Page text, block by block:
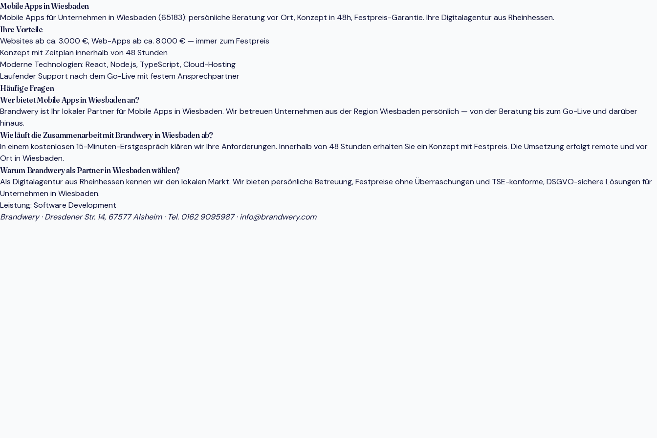
Mobile Apps in Wiesbaden
Mobile Apps für Unternehmen in Wiesbaden (65183): persönliche Beratung vor Ort, Konzept in 48h, Festpreis-Garantie. Ihre Digitalagentur aus Rheinhessen.
Ihre Vorteile
Websites ab ca. 3.000 €, Web-Apps ab ca. 8.000 € — immer zum Festpreis
Konzept mit Zeitplan innerhalb von 48 Stunden
Moderne Technologien: React, Node.js, TypeScript, Cloud-Hosting
Laufender Support nach dem Go-Live mit festem Ansprechpartner
Häufige Fragen
Wer bietet Mobile Apps in Wiesbaden an?
Brandwery ist Ihr lokaler Partner für Mobile Apps in Wiesbaden. Wir betreuen Unternehmen aus der Region Wiesbaden persönlich — von der Beratung bis zum Go-Live und darüber
hinaus.
Wie läuft die Zusammenarbeit mit Brandwery in Wiesbaden ab?
In einem kostenlosen 15-Minuten-Erstgespräch klären wir Ihre Anforderungen. Innerhalb von 48 Stunden erhalten Sie ein Konzept mit Festpreis. Die Umsetzung erfolgt remote und vor
Ort in Wiesbaden.
Warum Brandwery als Partner in Wiesbaden wählen?
Als Digitalagentur aus Rheinhessen kennen wir den lokalen Markt. Wir bieten persönliche Betreuung, Festpreise ohne Überraschungen und TSE-konforme, DSGVO-sichere Lösungen für
Unternehmen in Wiesbaden.
Leistung: Software Development
Brandwery · Dresdener Str. 14, 67577 Alsheim · Tel. 0162 9095987·info@brandwery.com